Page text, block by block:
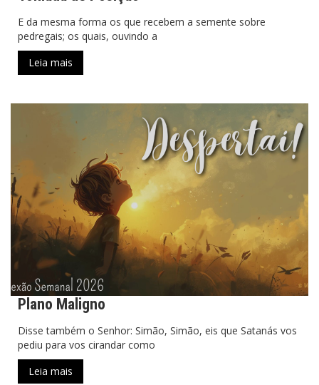
E da mesma forma os que recebem a semente sobre
pedregais; os quais, ouvindo a
Leia mais
Plano Maligno
Disse também o Senhor: Simão, Simão, eis que Satanás vos
pediu para vos cirandar como
Leia mais